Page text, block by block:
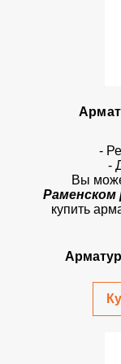
-
-
Вы
Раменском
купить